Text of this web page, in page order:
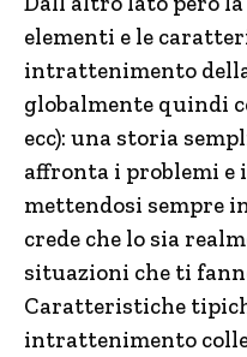
elementi e le
intrattenimento
globalmente quindi
ecc): una storia
affronta i problemi
mettendosi sempre
crede che lo sia
situazioni che ti
Caratteristiche
intrattenimento